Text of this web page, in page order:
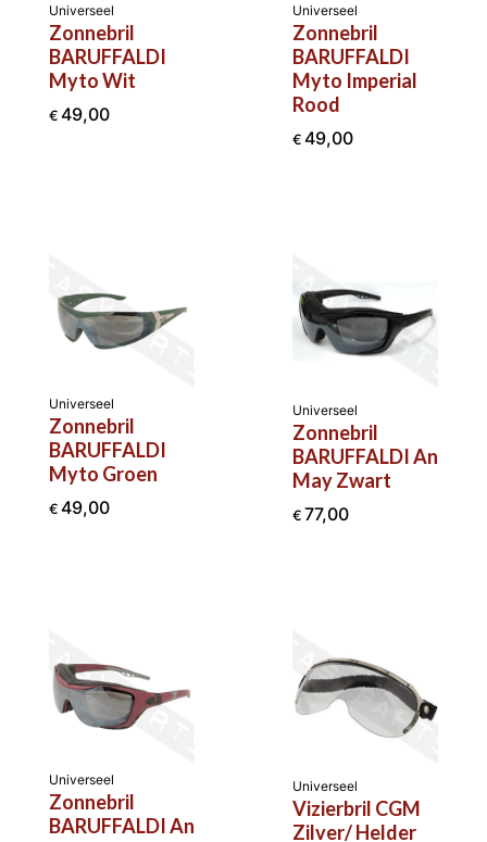
Universeel
Zonnebril
BARUFFALDI
Myto Wit
€ 49,00
Universeel
Zonnebril
BARUFFALDI
Myto Imperial
Rood
€ 49,00
Universeel
Zonnebril
BARUFFALDI
Myto Groen
€ 49,00
Universeel
Zonnebril
BARUFFALDI An
May Zwart
€ 77,00
Universeel
Zonnebril
BARUFFALDI An
Universeel
Vizierbril CGM
Zilver/ Helder